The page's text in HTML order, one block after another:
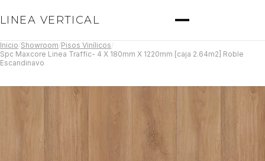
LINEA VERTICAL
Inicio Showroom Pisos Vinílicos
Spc Maxcore Linea Traffic- 4 X 180mm X 1220mm [caja 2.64m2] Roble
Escandinavo